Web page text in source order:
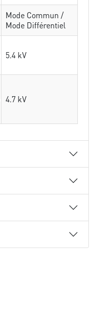
Mode Commun /
Mode Différentiel
5.4 kV
4.7 kV